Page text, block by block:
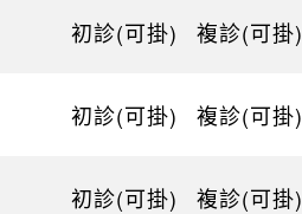
初診(可掛) 複診(可掛)
初診(可掛) 複診(可掛)
初診(可掛) 複診(可掛)